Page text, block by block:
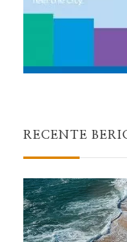
RECENTE